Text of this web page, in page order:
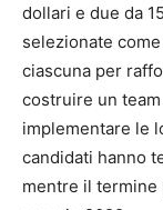
dollari e due da
selezionate
ciascuna per
costruire un
implementare le
candidati hanno
mentre il termine